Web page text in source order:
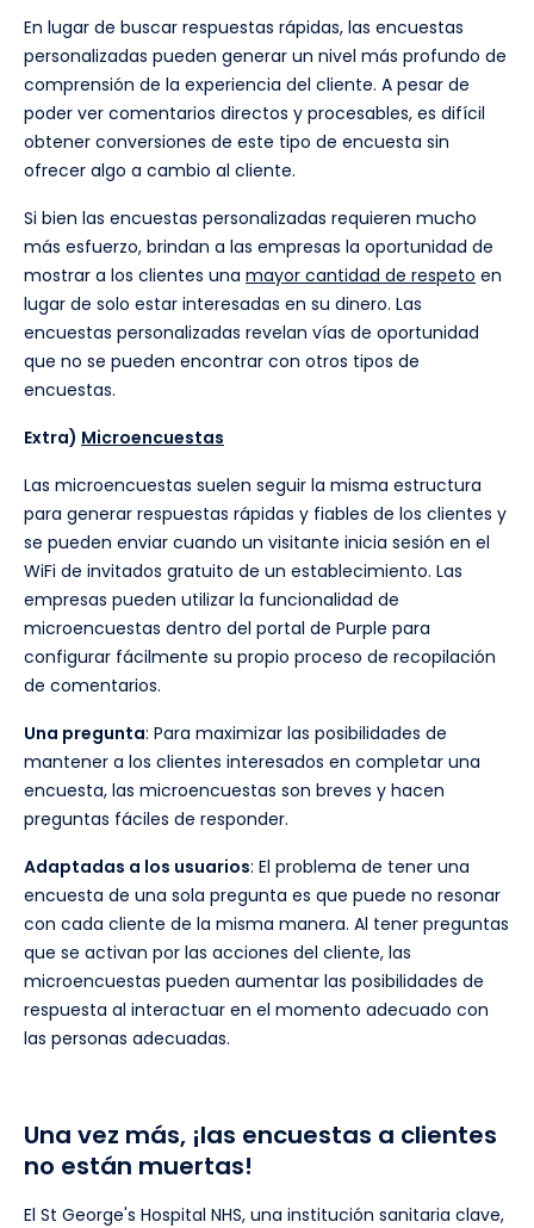
En lugar de buscar respuestas rápidas, las encuestas
personalizadas pueden generar un nivel más profundo de
comprensión de la experiencia del cliente. A pesar de
poder ver comentarios directos y procesables, es difícil
obtener conversiones de este tipo de encuesta sin
ofrecer algo a cambio al cliente.
Si bien las encuestas personalizadas requieren mucho
más esfuerzo, brindan a las empresas la oportunidad de
mostrar a los clientes una mayor cantidad de respeto en
lugar de solo estar interesadas en su dinero. Las
encuestas personalizadas revelan vías de oportunidad
que no se pueden encontrar con otros tipos de
encuestas.
Extra) Microencuestas
Las microencuestas suelen seguir la misma estructura
para generar respuestas rápidas y fiables de los clientes y
se pueden enviar cuando un visitante inicia sesión en el
WiFi de invitados gratuito de un establecimiento. Las
empresas pueden utilizar la funcionalidad de
microencuestas dentro del portal de Purple para
configurar fácilmente su propio proceso de recopilación
de comentarios.
Una pregunta: Para maximizar las posibilidades de
mantener a los clientes interesados en completar una
encuesta, las microencuestas son breves y hacen
preguntas fáciles de responder.
Adaptadas a los usuarios: El problema de tener una
encuesta de una sola pregunta es que puede no resonar
con cada cliente de la misma manera. Al tener preguntas
que se activan por las acciones del cliente, las
microencuestas pueden aumentar las posibilidades de
respuesta al interactuar en el momento adecuado con
las personas adecuadas.
Una vez más, ¡las encuestas a clientes
no están muertas!
El St George's Hospital NHS, una institución sanitaria clave,